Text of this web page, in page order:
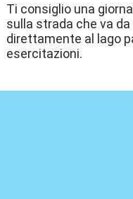
Ti consiglio una
sulla strada che va
direttamente al lago
esercitazioni.